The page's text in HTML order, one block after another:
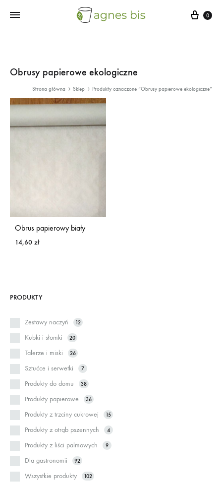
Cart
0
Obrusy papierowe ekologiczne
Strona główna Sklep Produkty oznaczone “Obrusy papierowe ekologiczne”
Obrus papierowy biały
14,60 zł
PRODUKTY
Zestawy naczyń 12
Kubki i słomki 20
Talerze i miski 26
Sztućce i serwetki 7
Produkty do domu 38
Produkty papierowe 36
Produkty z trzciny cukrowej 15
Produkty z otrąb pszennych 4
Produkty z liści palmowych 9
Dla gastronomii 92
Wszystkie produkty 102